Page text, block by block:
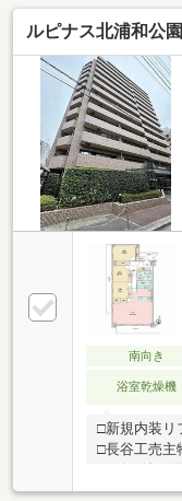
送れます■ア
ーシャトル
まいのお手
QUOカード
相続・管理
うサポート
富な物件を
迎も可能です
ルピナス北浦和公園
南向き
浴室乾燥機
□新規内装リ
□長谷工売主
～リフォー